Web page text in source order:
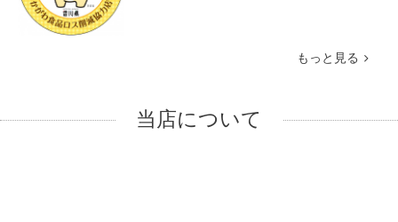
もっと見る
当店について